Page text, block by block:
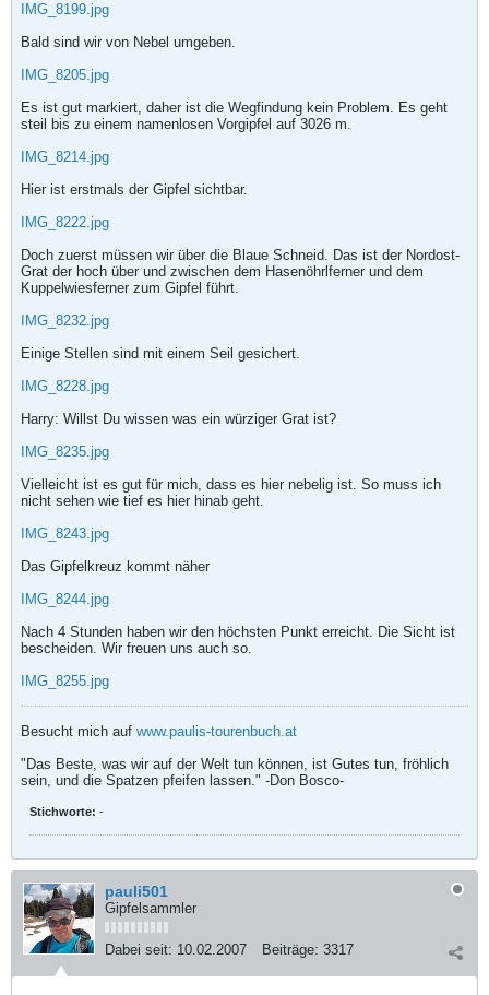
IMG_8199.jpg
Bald sind wir von Nebel umgeben.
IMG_8205.jpg
Es ist gut markiert, daher ist die Wegfindung kein Problem. Es geht
steil bis zu einem namenlosen Vorgipfel auf 3026 m.
IMG_8214.jpg
Hier ist erstmals der Gipfel sichtbar.
IMG_8222.jpg
Doch zuerst müssen wir über die Blaue Schneid. Das ist der Nordost-
Grat der hoch über und zwischen dem Hasenöhrlferner und dem
Kuppelwiesferner zum Gipfel führt.
IMG_8232.jpg
Einige Stellen sind mit einem Seil gesichert.
IMG_8228.jpg
Harry: Willst Du wissen was ein würziger Grat ist?
IMG_8235.jpg
Vielleicht ist es gut für mich, dass es hier nebelig ist. So muss ich
nicht sehen wie tief es hier hinab geht.
IMG_8243.jpg
Das Gipfelkreuz kommt näher
IMG_8244.jpg
Nach 4 Stunden haben wir den höchsten Punkt erreicht. Die Sicht ist
bescheiden. Wir freuen uns auch so.
IMG_8255.jpg
Besucht mich auf www.paulis-tourenbuch.at
"Das Beste, was wir auf der Welt tun können, ist Gutes tun, fröhlich
sein, und die Spatzen pfeifen lassen." -Don Bosco-
Stichworte: -
pauli501
Gipfelsammler
Dabei seit: 10.02.2007 Beiträge: 3317